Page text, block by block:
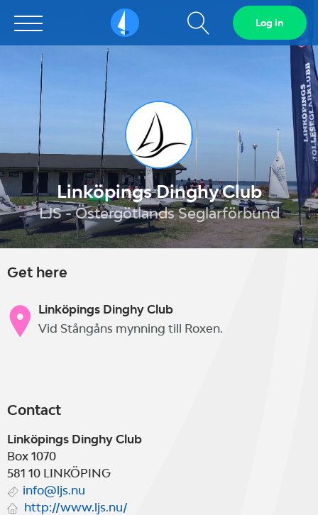
Sailarena Show
search
Log in
Linköpings Dinghy Club
LJS - Östergötlands Seglarförbund
Get here
Linköpings Dinghy Club
Vid Stångåns mynning till Roxen.
Contact
Linköpings Dinghy Club
Box 1070
581 10 LINKÖPING
info@ljs.nu
http://www.ljs.nu/